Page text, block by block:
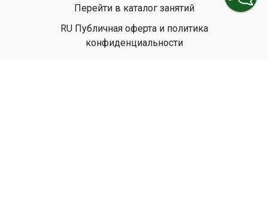
Перейти в каталог занятий
RU Публичная оферта и политика
конфиденциальности